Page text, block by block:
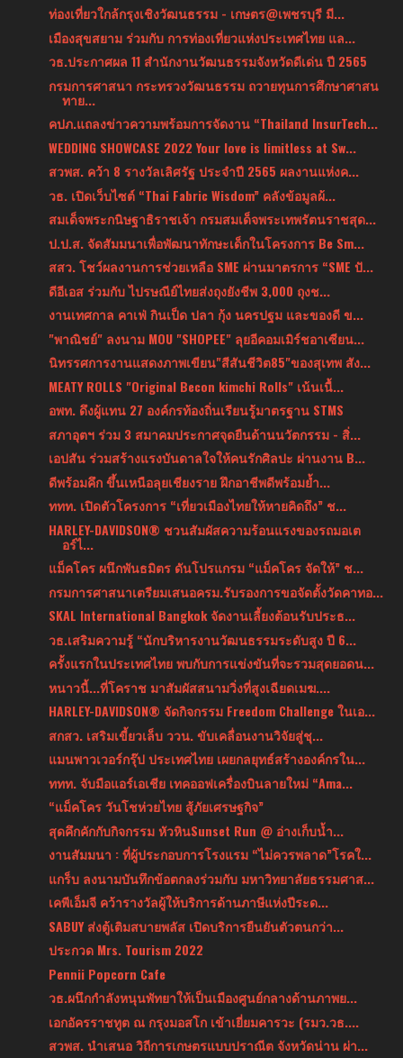
ท่องเที่ยวใกล้กรุงเชิงวัฒนธรรม - เกษตร@เพชรบุรี มี...
เมืองสุขสยาม ร่วมกับ การท่องเที่ยวแห่งประเทศไทย แล...
วธ.ประกาศผล 11 สำนักงานวัฒนธรรมจังหวัดดีเด่น ปี 2565
กรมการศาสนา กระทรวงวัฒนธรรม ถวายทุนการศึกษาศาสน
ทาย...
คปภ.แถลงข่าวความพร้อมการจัดงาน “Thailand InsurTech...
WEDDING SHOWCASE 2022 Your love is limitless at Sw...
สวพส. คว้า 8 รางวัลเลิศรัฐ ประจำปี 2565 ผลงานแห่งค...
วธ. เปิดเว็บไซต์ “Thai Fabric Wisdom” คลังข้อมูลผ้...
สมเด็จพระกนิษฐาธิราชเจ้า กรมสมเด็จพระเทพรัตนราชสุด...
ป.ป.ส. จัดสัมมนาเพื่อพัฒนาทักษะเด็กในโครงการ Be Sm...
สสว. โชว์ผลงานการช่วยเหลือ SME ผ่านมาตรการ “SME ปั...
ดีอีเอส ร่วมกับ ไปรษณีย์ไทยส่งถุงยังชีพ 3,000 ถุงช...
งานเทศกาล คาเฟ่ กินเป็ด ปลา กุ้ง นครปฐม และของดี ข...
"พาณิชย์" ลงนาม MOU "SHOPEE" ลุยอีคอมเมิร์ชอาเซียน...
นิทรรศการงานแสดงภาพเขียน"สีสันชีวิต85"ของสุเทพ สัง...
MEATY ROLLS "Original Becon kimchi Rolls" เน้นเนื้...
อพท. ดึงผู้แทน 27 องค์กรท้องถิ่นเรียนรู้มาตรฐาน STMS
สภาอุตฯ ร่วม 3 สมาคมประกาศจุดยืนด้านนวัตกรรม - สิ่...
เอปสัน ร่วมสร้างแรงบันดาลใจให้คนรักศิลปะ ผ่านงาน B...
ดีพร้อมคึก ขึ้นเหนือลุยเชียงราย ฝึกอาชีพดีพร้อมย้ำ...
ททท. เปิดตัวโครงการ “เที่ยวเมืองไทยให้หายคิดถึง” ช...
HARLEY-DAVIDSON® ชวนสัมผัสความร้อนแรงของรถมอเต
อร์ไ...
แม็คโคร ผนึกพันธมิตร ดันโปรแกรม “แม็คโคร จัดให้” ช...
กรมการศาสนาเตรียมเสนอครม.รับรองการขอจัดตั้งวัดคาทอ...
SKAL International Bangkok จัดงานเลี้ยงต้อนรับประธ...
วธ.เสริมความรู้ “นักบริหารงานวัฒนธรรมระดับสูง ปี 6...
ครั้งแรกในประเทศไทย พบกับการแข่งขันที่จะรวมสุดยอดน...
หนาวนี้...ที่โคราช มาสัมผัสสนามวิ่งที่สูงเฉียดเมฆ....
HARLEY-DAVIDSON® จัดกิจกรรม Freedom Challenge ในเอ...
สกสว. เสริมเขี้ยวเล็บ ววน. ขับเคลื่อนงานวิจัยสู่ชุ...
แมนพาวเวอร์กรุ๊ป ประเทศไทย เผยกลยุทธ์สร้างองค์กรใน...
ททท. จับมือแอร์เอเชีย เทคออฟเครื่องบินลายใหม่ “Ama...
“แม็คโคร วันโชห่วยไทย สู้ภัยเศรษฐกิจ”
สุดคึกคักกับกิจกรรม หัวหินSunset Run @ อ่างเก็บน้ำ...
งานสัมมนา : ที่ผู้ประกอบการโรงแรม “ไม่ควรพลาด”โรคใ...
แกร็บ ลงนามบันทึกข้อตกลงร่วมกับ มหาวิทยาลัยธรรมศาส...
เคพีเอ็มจี คว้ารางวัลผู้ให้บริการด้านภาษีแห่งปีระด...
SABUY ส่งตู้เติมสบายพลัส เปิดบริการยืนยันตัวตนกว่า...
ประกวด Mrs. Tourism 2022
Pennii Popcorn Cafe
วธ.ผนึกกำลังหนุนพัทยาให้เป็นเมืองศูนย์กลางด้านภาพย...
เอกอัครราชทูต ณ กรุงมอสโก เข้าเยี่ยมคารวะ (รมว.วธ....
สวพส. นำเสนอ วิถีการเกษตรแบบปราณีต จังหวัดน่าน ผ่า...